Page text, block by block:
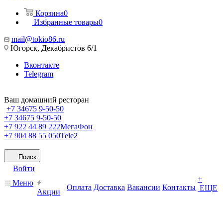
Корзина0
Избранные товары0
mail@tokio86.ru
Югорск, Декабристов 6/1
Вконтакте
Telegram
Ваш домашний ресторан
+7 34675 9-50-50
+7 34675 9-50-50
+7 922 44 89 222МегаФон
+7 904 88 55 050Tele2
Поиск
Войти
Меню
Акции
Оплата Доставка Вакансии Контакты
+
ЕЩЕ